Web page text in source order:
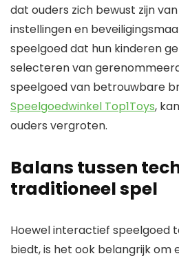
dat ouders zich bewust zijn
instellingen en
speelgoed dat hun kinderen
selecteren van
speelgoed van betrouwbare
Speelgoedwinkel Top1Toys,
ouders vergroten.
Balans tussen
traditioneel spel
Hoewel interactief speelgoed
biedt, is het ook belangrijk om